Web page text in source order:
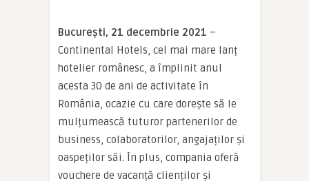
București, 21 decembrie 2021 –
Continental Hotels, cel mai mare lanț
hotelier românesc, a împlinit anul
acesta 30 de ani de activitate în
România, ocazie cu care dorește să le
mulțumească tuturor partenerilor de
business, colaboratorilor, angajaților și
oaspeților săi. În plus, compania oferă
vouchere de vacanță clienților și